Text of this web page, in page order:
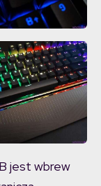
jest wbrew